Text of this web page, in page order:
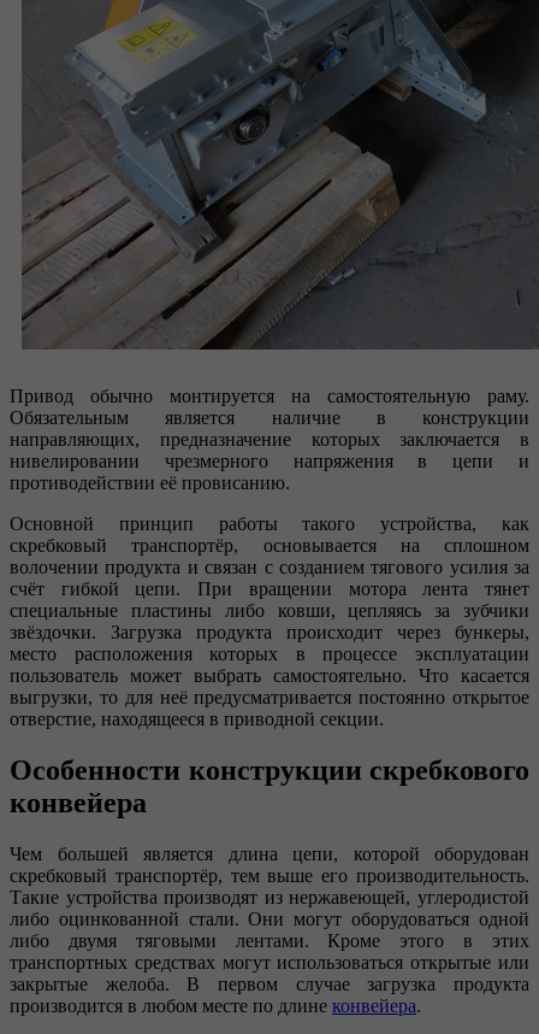
Привод обычно монтируется на самостоятельную раму.
Обязательным является наличие в конструкции
направляющих, предназначение которых заключается в
нивелировании чрезмерного напряжения в цепи и
противодействии её провисанию.
Основной принцип работы такого устройства, как
скребковый транспортёр, основывается на сплошном
волочении продукта и связан с созданием тягового усилия за
счёт гибкой цепи. При вращении мотора лента тянет
специальные пластины либо ковши, цепляясь за зубчики
звёздочки. Загрузка продукта происходит через бункеры,
место расположения которых в процессе эксплуатации
пользователь может выбрать самостоятельно. Что касается
выгрузки, то для неё предусматривается постоянно открытое
отверстие, находящееся в приводной секции.
Особенности конструкции скребкового
конвейера
Чем большей является длина цепи, которой оборудован
скребковый транспортёр, тем выше его производительность.
Такие устройства производят из нержавеющей, углеродистой
либо оцинкованной стали. Они могут оборудоваться одной
либо двумя тяговыми лентами. Кроме этого в этих
транспортных средствах могут использоваться открытые или
закрытые желоба. В первом случае загрузка продукта
производится в любом месте по длине конвейера.